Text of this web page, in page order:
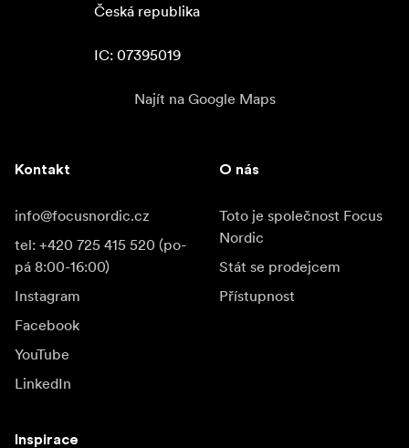
Česká republika
IC: 07395019
Najít na Google Maps
Kontakt
info@focusnordic.cz
tel: +420 725 415 520 (po-
pá 8:00-16:00)
Instagram
Facebook
YouTube
LinkedIn
O nás
Toto je společnost Focus
Nordic
Stát se prodejcem
Přístupnost
Inspirace